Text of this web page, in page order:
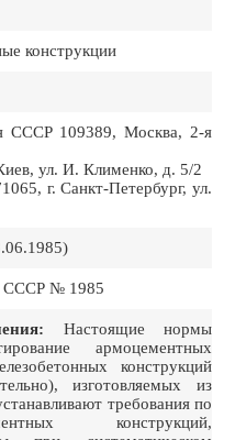
конструкции
109389, Москва, 2-я
ул. И. Клименко, д. 5/2
г. Санкт-Петербург, ул.
СССР № 1985
Настоящие нормы
армоцементных
конструкций
изготовляемых из
требования по
конструкций,